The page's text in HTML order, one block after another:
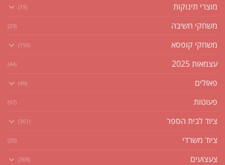
מוצרי תינוקות (19)
משחקי חשיבה (29)
משחקי קופסא (150)
עצמאות 2025 (44)
פאזלים (49)
פעוטות (97)
ציוד לבית הספר (361)
ציוד משרדי (25)
צעצועים (368)